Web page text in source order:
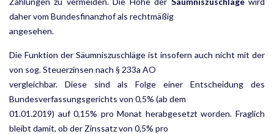
daher vom Bundesfinanzhof als rechtmäßig
angesehen.
Die Funktion der Säumniszuschläge ist insofern auch nicht mit der
von sog. Steuerzinsen nach § 233a AO
vergleichbar. Diese sind als Folge einer Entscheidung des
Bundesverfassungsgerichts von 0,5% (ab dem
01.01.2019) auf 0,15% pro Monat herabgesetzt worden. Fraglich
bleibt damit, ob der Zinssatz von 0,5% pro